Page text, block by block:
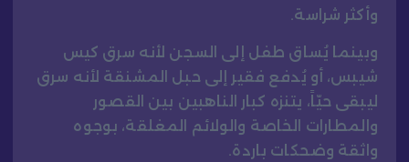
وأكثر شراسة.
وبينما يُساق طفل إلى السجن لأنه سرق كيس
شيبس، أو يُدفع فقير إلى حبل المشنقة لأنه سرق
ليبقى حيّاً، يتنزه كبار الناهبين بين القصور
والمطارات الخاصة والولائم المغلقة، بوجوه
واثقة وضحكات باردة.